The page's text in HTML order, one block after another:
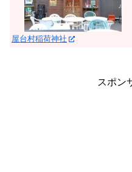
屋台村稲荷神社
スポン